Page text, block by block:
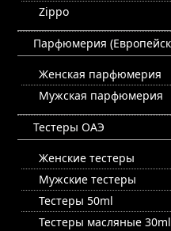
Zippo
Парфюмерия
Женская парфюмерия
Мужская парфюмерия
Тестеры ОАЭ
Женские тестеры
Мужские тестеры
Тестеры 50ml
Тестеры масляные 30ml